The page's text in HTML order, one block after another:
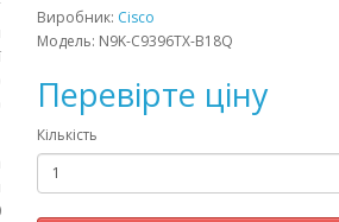
Виробник: Cisco
Модель: N9K-C9396TX-B18Q
Перевірте ціну
Кількість